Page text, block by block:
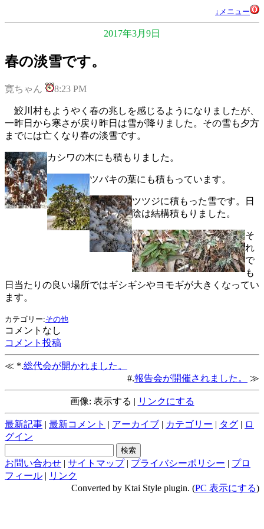
↓メニュー
2017年3月9日
春の淡雪です。
寛ちゃん 8:23 PM
鮫川村もようやく春の兆しを感じるようになりましたが、
一昨日から寒さが戻り昨日は雪が降りました。その雪も夕方
までには亡くなり春の淡雪です。
カシワの木にも積もりました。
ツバキの葉にも積もっています。
ツツジに積もった雪です。日
陰は結構積もりました。
そ
れ
で
も
日当たりの良い場所ではギシギシやヨモギが大きくなってい
ます。
カテゴリー:その他
コメントなし
コメント投稿
≪ *.総代会が開かれました。
#.報告会が開催されました。 ≫
画像: 表示する | リンクにする
最新記事 | 最新コメント | アーカイブ | カテゴリー | タグ | ロ
グイン
お問い合わせ | サイトマップ| プライバシーポリシー | プロ
フィール | リンク
Converted by Ktai Style plugin. (PC 表示にする)